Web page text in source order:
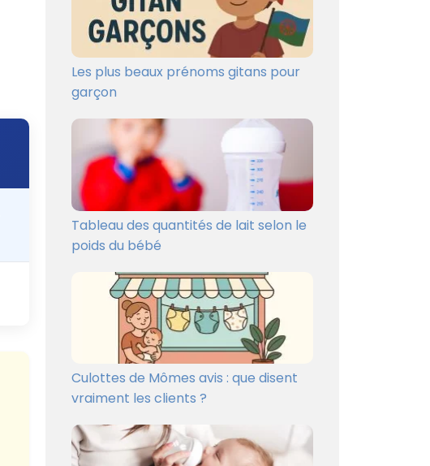
Les plus beaux prénoms gitans pour
garçon
Tableau des quantités de lait selon le
poids du bébé
Culottes de Mômes avis : que disent
vraiment les clients ?